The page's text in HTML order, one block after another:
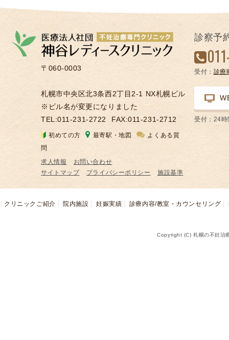
〒060-0003
札幌市中央区北3条西2丁目2-1 NX札幌ビル
※ビル名が変更になりました
TEL:011-231-2722
FAX:011-231-2712
初めての方 最寄駅・地図
よくある質
問
求人情報
お問い合わせ
サイトマップ
プライバシーポリシー 施設基準
診察予
受付： 診療
受付：24時
クリニックご紹介 院内施設 妊娠実績 診療内容/教室・カウンセリング
Copyright (C) 札幌の不妊治